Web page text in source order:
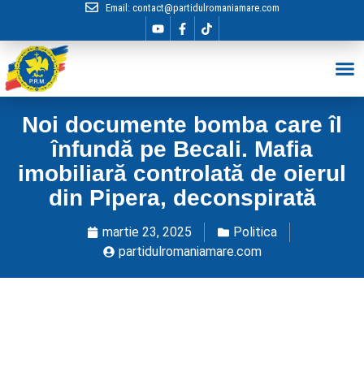
Email: contact@partidulromaniamare.com
Noi documente bomba care îl
înfundă pe Becali. Mafia
imobiliară controlată de oierul
din Pipera, deconspirată
martie 23, 2025
Politica
partidulromaniamare.com